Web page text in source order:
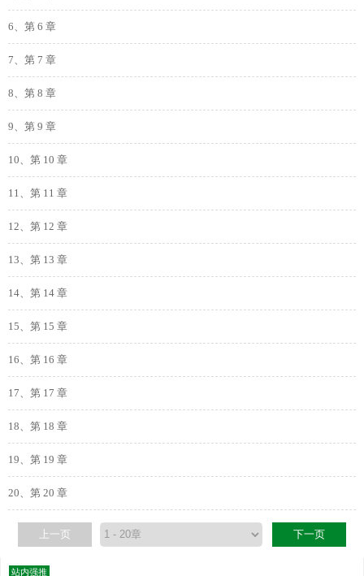
6、第 6 章
7、第 7 章
8、第 8 章
9、第 9 章
10、第 10 章
11、第 11 章
12、第 12 章
13、第 13 章
14、第 14 章
15、第 15 章
16、第 16 章
17、第 17 章
18、第 18 章
19、第 19 章
20、第 20 章
上一页 下一页
站内强推